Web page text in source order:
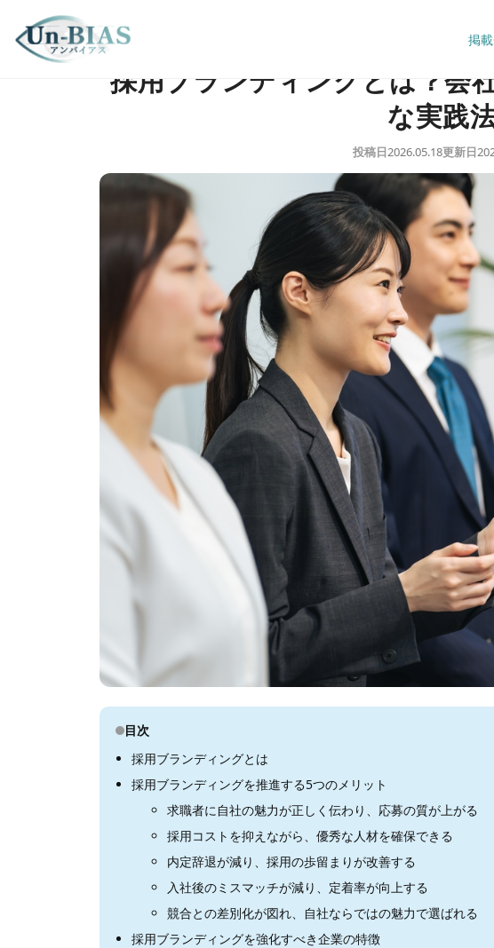
掲
採用ブランディングとは？会
な実践
投稿日2026.05.18更新日
目次
採用ブランディングとは
採用ブランディングを推進する5つのメリット
求職者に自社の魅力が正しく伝わり、応募の質が上がる
採用コストを抑えながら、優秀な人材を確保できる
内定辞退が減り、採用の歩留まりが改善する
入社後のミスマッチが減り、定着率が向上する
競合との差別化が図れ、自社ならではの魅力で選ばれる
採用ブランディングを強化すべき企業の特徴